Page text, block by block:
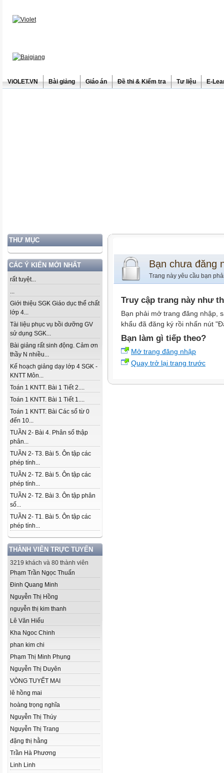
ViOLET.VN Bài giảng Giáo án Đề thi & Kiểm tra Tư liệu E-
THƯ MỤC
CÁC Ý KIẾN MỚI NHẤT
rất tuyệt...
...
Giới thiệu SGK Giáo dục thể chất
lớp 4...
Tài liệu phục vụ bồi dưỡng GV
sử dụng SGK...
Bài giảng rất sinh động. Cảm ơn
thầy N nhiều...
Kế hoạch giảng dạy lớp 4 SGK -
KNTT Môn...
Toán 1 KNTT. Bài 1 Tiết 2....
Toán 1 KNTT. Bài 1 Tiết 1....
Toán 1 KNTT. Bài Các số từ 0
đến 10...
TUẦN 2- Bài 4. Phân số thập
phân...
TUẦN 2- T3. Bài 5. Ôn tập các
phép tính...
TUẦN 2- T2. Bài 5. Ôn tập các
phép tính...
TUẦN 2- T2. Bài 3. Ôn tập phân
số...
TUẦN 2- T1. Bài 5. Ôn tập các
phép tính...
THÀNH VIÊN TRỰC TUYẾN
3219 khách và 80 thành viên
Phạm Trần Ngọc Thuấn
Đinh Quang Minh
Nguyễn Thị Hồng
nguyễn thị kim thanh
Lê Văn Hiếu
Kha Ngoc Chinh
phan kim chi
Phạm Thị Minh Phụng
Nguyễn Thị Duyên
VÒNG TUYẾT MAI
lê hồng mai
hoàng trọng nghĩa
Nguyễn Thị Thúy
Nguyễn Thị Trang
đặng thị hằng
Trần Hà Phương
Linh Linh
Bạn chưa đăng
Trang này yêu cầu bạn
Truy cập trang này như
Bạn phải mở trang đăng nhập,
khẩu đã đăng ký rồi nhấn nút
Bạn làm gì tiếp theo?
Mở trang đăng nhập
Quay trở lại trang trước